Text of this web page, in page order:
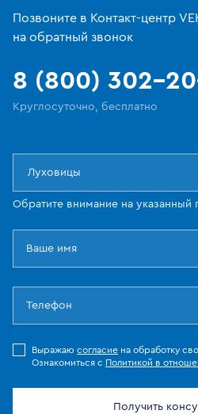
Позвоните в Контакт-центр
на обратный звонок
8 (800) 302-
Круглосуточно, бесплатно
Луховицы
Обратите внимание на указанный
Выражаю согласие на обработку
Ознакомиться с Политикой в
Получить